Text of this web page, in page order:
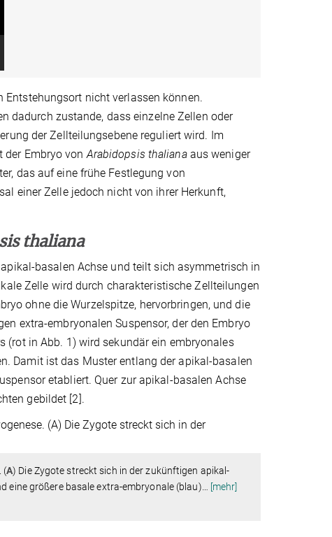
Entstehungsort nicht verlassen können.
dadurch zustande, dass einzelne Zellen oder
der Zellteilungsebene reguliert wird. Im
der Embryo vonArabidopsis thalianaaus weniger
das auf eine frühe Festlegung von
einer Zelle jedoch nicht von ihrer Herkunft,
thaliana
basalen Achse und teilt sich asymmetrisch in
Zelle wird durch charakteristische Zellteilungen
ohne die Wurzelspitze, hervorbringen, und die
extra-embryonalen Suspensor, der den Embryo
(rot in Abb. 1) wird sekundär ein embryonales
Damit ist das Muster entlang der apikal-basalen
etabliert. Quer zur apikal-basalen Achse
gebildet [2].
(A) Die Zygote streckt sich in der zukünftigen apikal-
eine größere basale extra-embryonale (blau)
[mehr]